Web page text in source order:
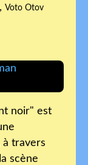
Voto Otov
noir" est
à travers
scène